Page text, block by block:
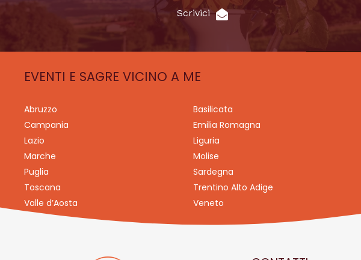
Scrivici
EVENTI E SAGRE VICINO A ME
Abruzzo Basilicata
Campania
Emilia Romagna
Lazio
Liguria
Marche
Molise
Puglia
Sardegna
Toscana
Trentino Alto Adige
Valle d’Aosta
Veneto